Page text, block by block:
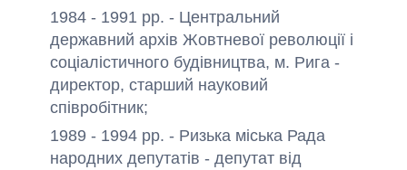
1984 - 1991 рр. - Центральний
державний архів Жовтневої революції і
соціалістичного будівництва, м. Рига -
директор, старший науковий
співробітник;
1989 - 1994 рр. - Ризька міська Рада
народних депутатів - депутат від